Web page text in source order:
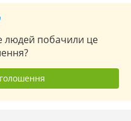
людей побачили це